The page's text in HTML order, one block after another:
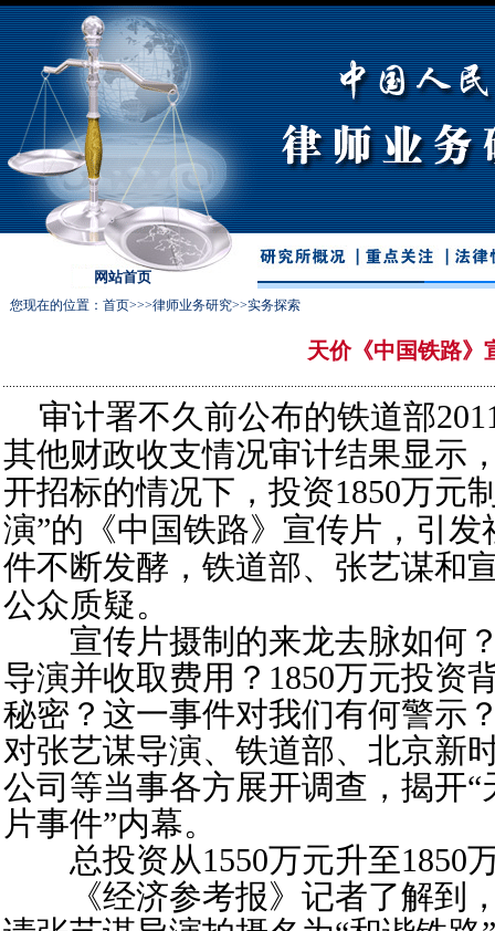
网站首页
您现在的位置： 首页>>>律师业务研究>>实务探索
天价《中国铁路》
审计署不久前公布的铁道部
其他财政收支情况审计结果显示
开招标的情况下，投资1850万元
演”的《中国铁路》宣传片，引
件不断发酵，铁道部、张艺谋和
公众质疑。
宣传片摄制的来龙去脉如何
导演并收取费用？1850万元投资
秘密？这一事件对我们有何警示
对张艺谋导演、铁道部、北京新
公司等当事各方展开调查，揭开
片事件”内幕。
总投资从1550万元升至1850
《经济参考报》记者了解到，